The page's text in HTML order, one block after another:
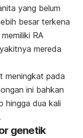
yang belum
besar terkena
RA
mereda
meningkat pada
ini bahkan
hingga dua kali
genetik